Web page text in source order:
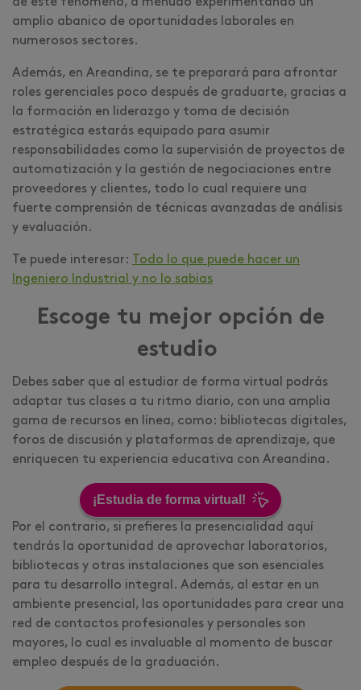
amplio abanico de oportunidades laborales en
numerosos sectores.
Además, en Areandina, se te preparará para afrontar
roles gerenciales poco después de graduarte, gracias a
la formación en liderazgo y toma de decisión
estratégica estarás equipado para asumir
responsabilidades como la supervisión de proyectos de
automatización y la gestión de negociaciones entre
proveedores y clientes, todo lo cual requiere una
fuerte comprensión de técnicas avanzadas de análisis
y evaluación.
Te puede interesar: Todo lo que puede hacer un
Ingeniero Industrial y no lo sabias
Escoge tu mejor opción de
estudio
Debes saber que al estudiar de forma virtual podrás
adaptar tus clases a tu ritmo diario, con una amplia
gama de recursos en línea, como: bibliotecas digitales,
foros de discusión y plataformas de aprendizaje, que
enriquecen tu experiencia educativa con Areandina.
¡Estudia de forma virtual!
Por el contrario, si prefieres la presencialidad aquí
tendrás la oportunidad de aprovechar laboratorios,
bibliotecas y otras instalaciones que son esenciales
para tu desarrollo integral. Además, al estar en un
ambiente presencial, las oportunidades para crear una
red de contactos profesionales y personales son
mayores, lo cual es invaluable al momento de buscar
empleo después de la graduación.